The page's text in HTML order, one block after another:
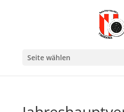
Seite wählen